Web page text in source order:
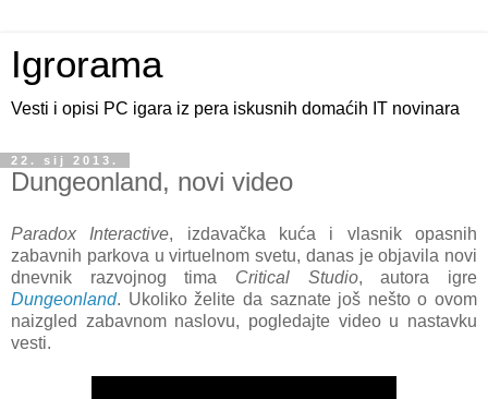
Igrorama
Vesti i opisi PC igara iz pera iskusnih domaćih IT novinara
22. sij 2013.
Dungeonland, novi video
Paradox Interactive, izdavačka kuća i vlasnik opasnih
zabavnih parkova u virtuelnom svetu, danas je objavila novi
dnevnik razvojnog tima Critical Studio, autora igre
Dungeonland. Ukoliko želite da saznate još nešto o ovom
naizgled zabavnom naslovu, pogledajte video u nastavku
vesti.